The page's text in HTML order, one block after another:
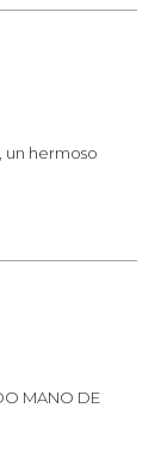
hermoso
MANO DE